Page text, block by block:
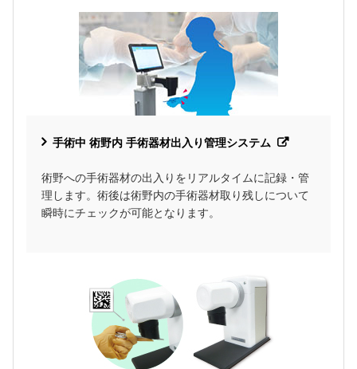
手術中 術野内 手術器材出入り管理システム
術野への手術器材の出入りをリアルタイムに記録・管
理します。術後は術野内の手術器材取り残しについて
瞬時にチェックが可能となります。